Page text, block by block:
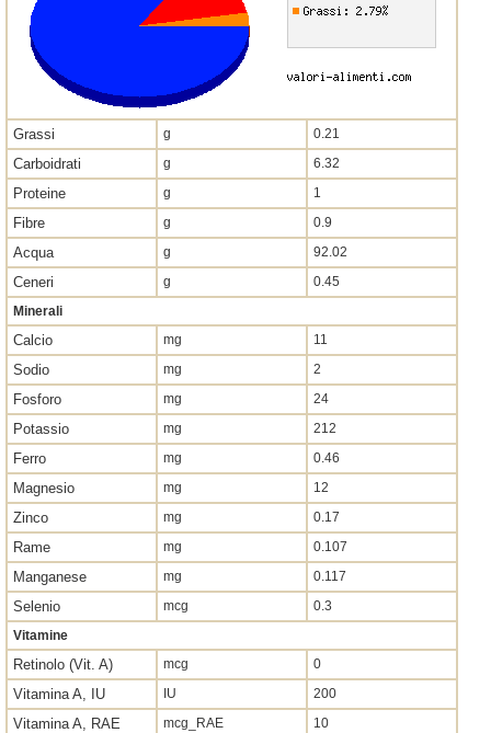
Grassi g 0.21
Carboidrati g 6.32
Proteine g 1
Fibre g 0.9
Acqua g 92.02
Ceneri g
0.45
Minerali
Calcio mg 11
Sodio mg 2
Fosforo mg 24
Potassio mg 212
Ferro mg 0.46
Magnesio mg 12
Zinco mg 0.17
Rame mg 0.107
Manganese mg 0.117
Selenio mcg
0.3
Vitamine
Retinolo (Vit. A) mcg 0
Vitamina A, IU IU 200
Vitamina A, RAE mcg_RAE 10